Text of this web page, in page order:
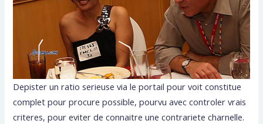
Depister un ratio serieuse via le portail pour voit constitue
complet pour procure possible, pourvu avec controler vrais
criteres, pour eviter de connaitre une contrariete charnelle.